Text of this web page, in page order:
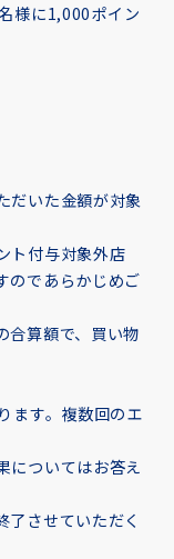
様に1,000ポイン
だいた金額が対象
ト付与対象外店
のであらかじめご
合算額で、買い物
ます。複数回のエ
についてはお答え
了させていただく